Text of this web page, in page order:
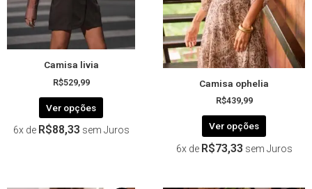
Camisa livia
R$529,99
Ver opções
escolhidas
na
página
6x de R$88,33 sem Juros
Camisa ophelia
R$439,99
Ver opções
ser
escolhidas
na
página
do
produto
6x de R$73,33 sem Juros